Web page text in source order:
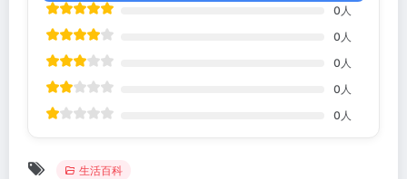
0 人
0 人
0 人
0 人
0 人
生活百科